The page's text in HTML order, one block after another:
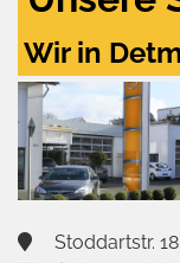
Wir in
Stoddartstr.